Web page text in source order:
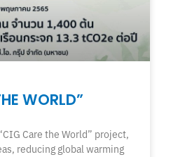
WORLD”
Care the World” project,
reducing global warming